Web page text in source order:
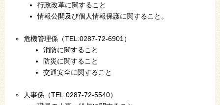
行政改革に関すること
情報公開及び個人情報保護に関すること。
危機管理係（TEL:0287-72-6901）
消防に関すること
防災に関すること
交通安全に関すること
人事係（TEL:0287-72-5540）